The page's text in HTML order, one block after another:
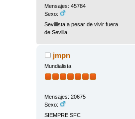
Mensajes: 45784
Sexo:
Sevillista a pesar de vivir fuera
de Sevilla
jmpn
Mundialista
Mensajes: 20675
Sexo:
SIEMPRE SFC